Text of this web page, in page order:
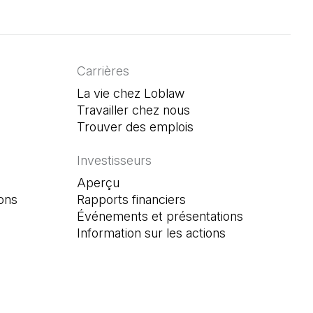
Carrières
La vie chez Loblaw
Travailler chez nous
Trouver des emplois
Investisseurs
Aperçu
Rapports financiers
Événements et présentations
Information sur les actions